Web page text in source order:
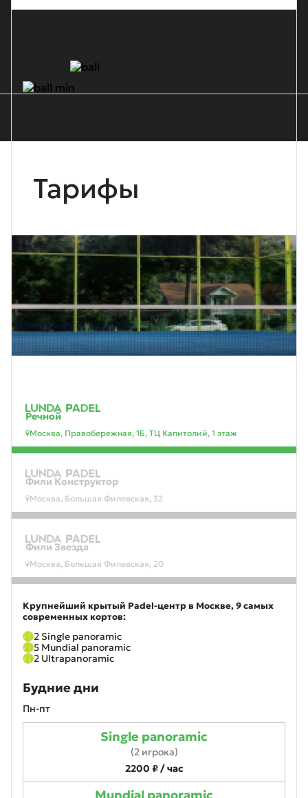
Тарифы
Речной
Москва, Правобережная, 1Б, ТЦ Капитолий, 1 этаж
Фили Конструктор
Москва, Большая Филевская, 32
Фили Звезда
Москва, Большая Филевская, 20
Крупнейший крытый Padel-центр в Москве, 9 самых
современных кортов:
2 Single panoramic
5 Mundial panoramic
2 Ultrapanoramic
Будние дни
Пн-пт
Single panoramic
(2 игрока)
2200 ₽ / час
Mundial panoramic